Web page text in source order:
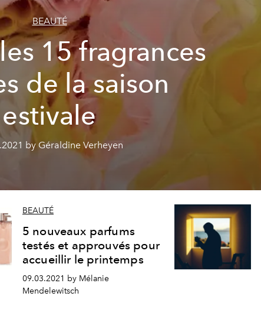
BEAUTÉ
15 fragrances
de la saison
estivale
by Géraldine Verheyen
BEAUTÉ
5 nouveaux parfums
testés et approuvés pour
accueillir le printemps
09.03.2021 by Mélanie
Mendelewitsch